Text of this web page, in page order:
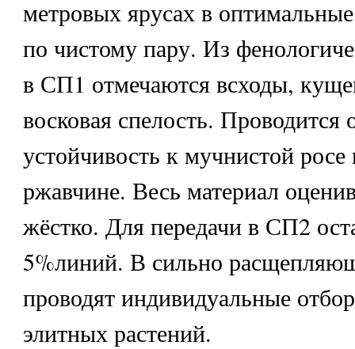
метровых ярусах в
по чистому пару. Из
в СП1 отмечаются всходы,
восковая спелость. Проводится
устойчивость к мучнистой росе
ржавчине. Весь материал
жёстко. Для передачи в СП2
5%линий. В сильно
проводят индивидуальные
элитных растений.